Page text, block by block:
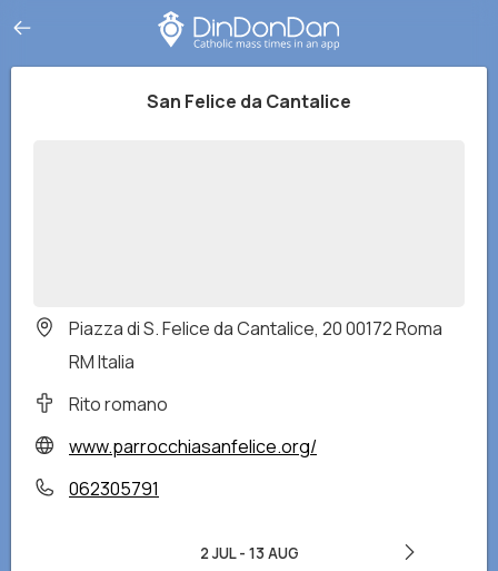
San Felice da Cantalice
Piazza di S. Felice da Cantalice, 20 00172 Roma
RM Italia
Rito romano
www.parrocchiasanfelice.org/
062305791
2 JUL- 13 AUG